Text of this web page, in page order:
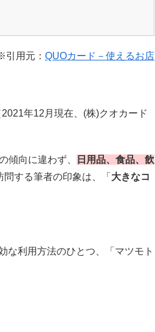
引用元： QUOカード－使えるお店
年12月現在、(株)クオカード
傾向に違わず、
日用品、食品、飲
問する筆者の印象は、「 大きなコ
な利用方法のひとつ、「マツモト